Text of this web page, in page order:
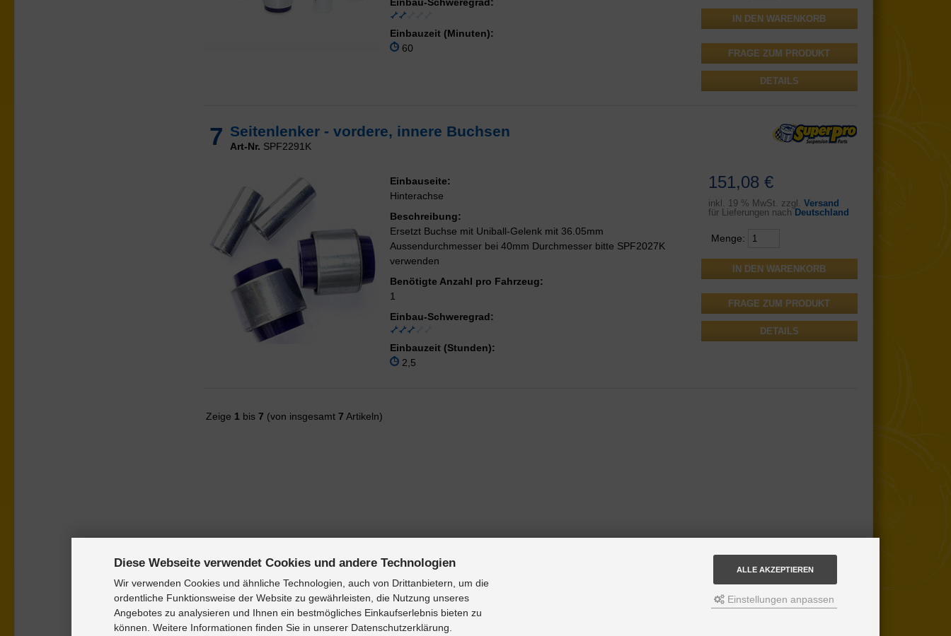
FRAGE ZUM PRODUKT
DETAILS
Einbauzeit (Minuten):
60
7 Seitenlenker - vordere, innere Buchsen
Art-Nr. SPF2291K
151,08 €
inkl. 19 % MwSt. zzgl. Versand
für Lieferungen nach Deutschland
Menge:
FRAGE ZUM PRODUKT
DETAILS
Einbauseite:
Hinterachse
Beschreibung:
Ersetzt Buchse mit Uniball-Gelenk mit 36.05mm
Aussendurchmesser bei 40mm Durchmesser bitte SPF2027K
verwenden
Benötigte Anzahl pro Fahrzeug:
1
Einbau-Schweregrad:
Einbauzeit (Stunden):
2,5
Zeige 1 bis 7 (von insgesamt 7 Artikeln)
Diese Webseite verwendet Cookies und andere Technologien
Wir verwenden Cookies und ähnliche Technologien, auch von Drittanbietern, um die
ordentliche Funktionsweise der Website zu gewährleisten, die Nutzung unseres
Angebotes zu analysieren und Ihnen ein bestmögliches Einkaufserlebnis bieten zu
können. Weitere Informationen finden Sie in unserer Datenschutzerklärung.
ALLE AKZEPTIEREN
Einstellungen anpassen